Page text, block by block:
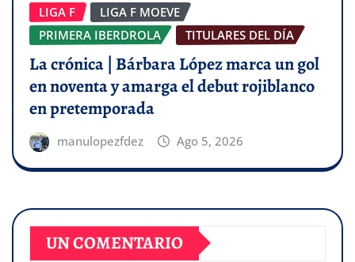
LIGA F
LIGA F MOEVE
PRIMERA IBERDROLA
TITULARES DEL DÍA
La crónica | Bárbara López marca un gol
en noventa y amarga el debut rojiblanco
en pretemporada
manulopezfdez Ago 5, 2026
UN COMENTARIO